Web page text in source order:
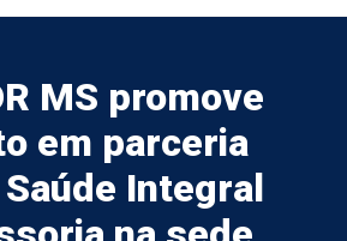
MS promove
em parceria
Integral